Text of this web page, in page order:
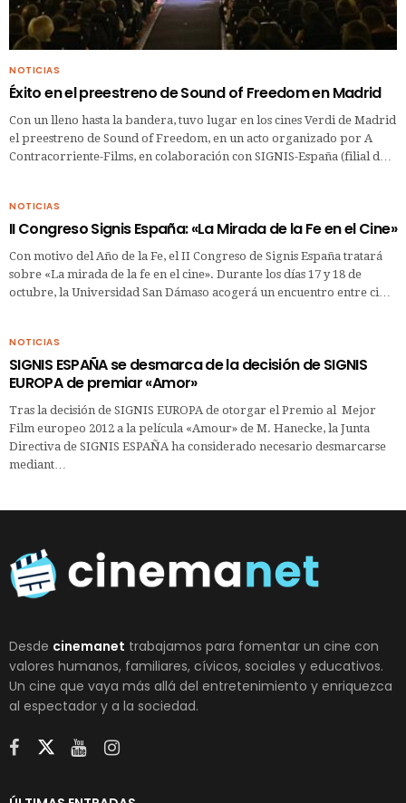
NOTICIAS
Éxito en el preestreno de Sound of Freedom en Madrid
Con un lleno hasta la bandera, tuvo lugar en los cines Verdi de Madrid
el preestreno de Sound of Freedom, en un acto organizado por A
Contracorriente-Films, en colaboración con SIGNIS-España (filial d…
NOTICIAS
II Congreso Signis España: «La Mirada de la Fe en el Cine»
Con motivo del Año de la Fe, el II Congreso de Signis España tratará
sobre «La mirada de la fe en el cine». Durante los días 17 y 18 de
octubre, la Universidad San Dámaso acogerá un encuentro entre ci…
NOTICIAS
SIGNIS ESPAÑA se desmarca de la decisión de SIGNIS
EUROPA de premiar «Amor»
Tras la decisión de SIGNIS EUROPA de otorgar el Premio al Mejor
Film europeo 2012 a la película «Amour» de M. Hanecke, la Junta
Directiva de SIGNIS ESPAÑA ha considerado necesario desmarcarse
mediant…
Desde cinemanet trabajamos para fomentar un cine con
valores humanos, familiares, cívicos, sociales y educativos.
Un cine que vaya más allá del entretenimiento y enriquezca
al espectador y a la sociedad.